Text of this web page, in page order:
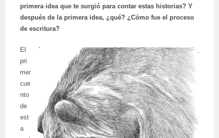
primera idea que te surgió para contar estas historias? Y
después de la primera idea, ¿qué? ¿Cómo fue el proceso
de escritura?
El
pri
mer
cue
nto
de
est
a